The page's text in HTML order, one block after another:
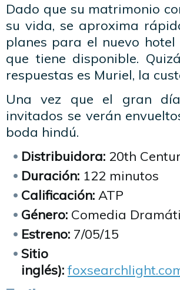
Dado que su matrimonio
su vida, se aproxima
planes para el nuevo
que tiene disponible.
respuestas es Muriel, la
Una vez que el gran
invitados se verán
boda hindú.
Distribuidora: 20th
Duración: 122 minutos
Calificación: ATP
Género: Comedia
Estreno: 7/05/15
Sitio
inglés):